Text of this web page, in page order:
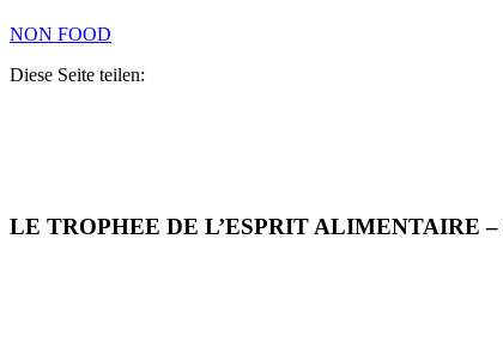
NON FOOD
Diese Seite teilen:
LE TROPHEE DE L’ESPRIT ALIMENTAIRE